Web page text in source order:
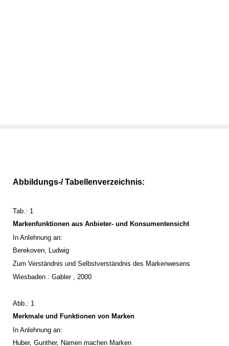
Abbildungs-/ Tabellenverzeichnis:
Tab.: 1
Markenfunktionen aus Anbieter- und Konsumentensicht
In Anlehnung an:
Berekoven, Ludwig
Zum Verständnis und Selbstverständnis des Markenwesens
Wiesbaden : Gabler , 2000
Abb.: 1
Merkmale und Funktionen von Marken
In Anlehnung an:
Huber, Gunther, Namen machen Marken